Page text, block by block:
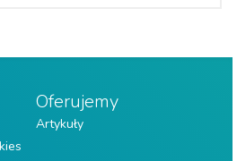
Oferujemy
Artykuły